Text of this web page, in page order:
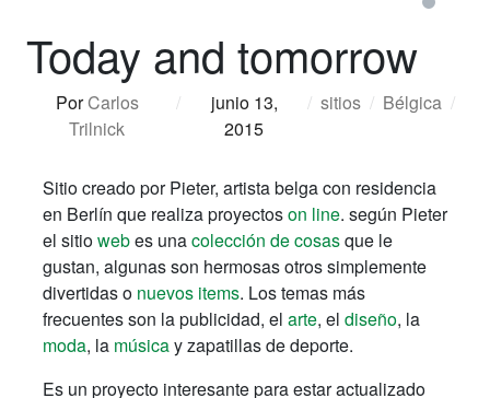
Today and tomorrow
PorCarlos
Trilnick
/
junio 13,
2015
/ sitios / Bélgica /
Sitio creado por Pieter, artista belga con residencia
en Berlín que realiza proyectoson line. según Pieter
el sitiowebes unacolección de cosasque le
gustan, algunas son hermosas otros simplemente
divertidas o nuevos items. Los temas más
frecuentes son la publicidad, el arte, el diseño, la
moda, la músicay zapatillas de deporte.
Es un proyecto interesante para estar actualizado